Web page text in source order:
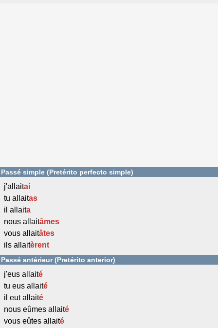
Passé simple (Pretérito perfecto simple)
j'allaitai
tu allaitas
il allaita
nous allaitâmes
vous allaitâtes
ils allaitèrent
Passé antérieur (Pretérito anterior)
j'eus allaité
tu eus allaité
il eut allaité
nous eûmes allaité
vous eûtes allaité